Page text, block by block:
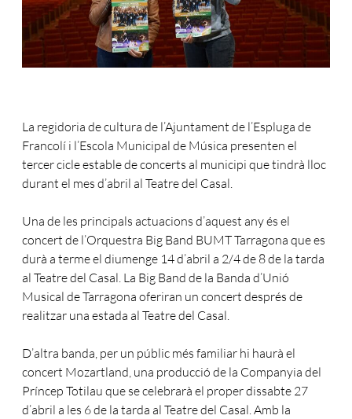
La regidoria de cultura de l’Ajuntament de l’Espluga de
Francolí i l’Escola Municipal de Música presenten el
tercer cicle estable de concerts al municipi que tindrà lloc
durant el mes d’abril al Teatre del Casal.
Una de les principals actuacions d’aquest any és el
concert de l’Orquestra Big Band BUMT Tarragona que es
durà a terme el diumenge 14 d’abril a 2/4 de 8 de la tarda
al Teatre del Casal. La Big Band de la Banda d’Unió
Musical de Tarragona oferiran un concert després de
realitzar una estada al Teatre del Casal.
D’altra banda, per un públic més familiar hi haurà el
concert Mozartland, una producció de la Companyia del
Príncep Totilau que se celebrarà el proper dissabte 27
d’abril a les 6 de la tarda al Teatre del Casal. Amb la